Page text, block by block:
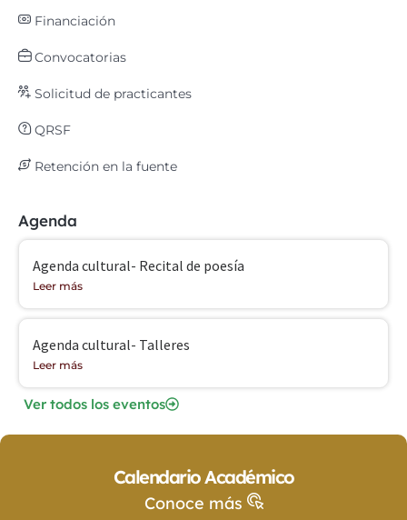
Financiación
Convocatorias
Solicitud de practicantes
QRSF
Retención en la fuente
Agenda
Agenda cultural- Recital de poesía
Leer más
Agenda cultural- Talleres
Leer más
Ver todos los eventos
Calendario Académico
Conoce más